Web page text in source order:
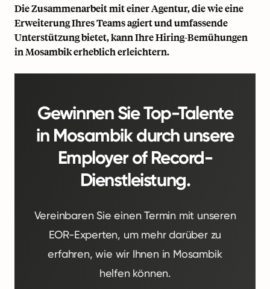
Die Zusammenarbeit mit einer Agentur, die wie eine
Erweiterung Ihres Teams agiert und umfassende
Unterstützung bietet, kann Ihre Hiring-Bemühungen
in Mosambik erheblich erleichtern.
Gewinnen Sie Top-Talente
in Mosambik durch unsere
Employer of Record-
Dienstleistung.
Vereinbaren Sie einen Termin mit unseren
EOR-Experten, um mehr darüber zu
erfahren, wie wir Ihnen in Mosambik
helfen können.